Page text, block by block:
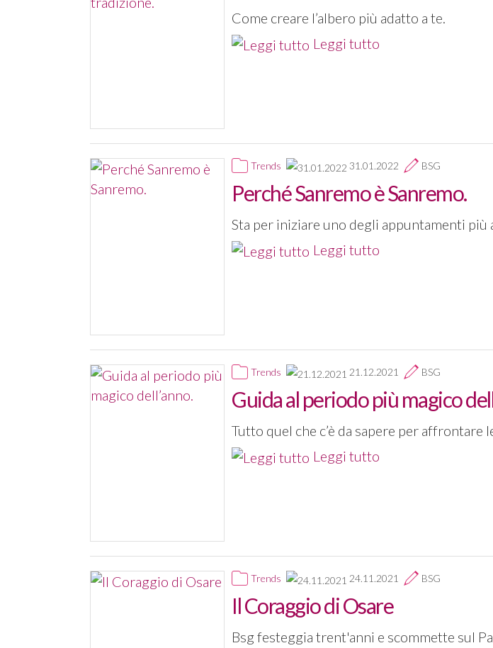
Come creare l’albero più adatto a te.
Leggi tutto
Trends 31.01.2022 BSG
Perché Sanremo è Sanremo.
Sta per iniziare uno degli appuntamenti più
Leggi tutto
Trends 21.12.2021 BSG
Guida al periodo più magico
Tutto quel che c’è da sapere per affrontare
Leggi tutto
Trends 24.11.2021 BSG
Il Coraggio di Osare
Bsg festeggia trent'anni e scommette sul